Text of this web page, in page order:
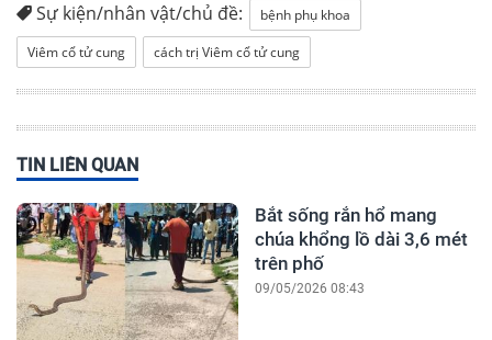
Sự kiện/nhân vật/chủ đề:
bệnh phụ khoa
Viêm cổ tử cung
cách trị Viêm cổ tử cung
TIN LIÊN QUAN
Bắt sống rắn hổ mang
chúa khổng lồ dài 3,6 mét
trên phố
09/05/2026 08:43